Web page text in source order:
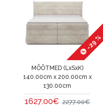
-29 %
MÕÕTMED (LxSxK)
140.00cm x 200.00cm x
130.00cm
1627.00€ 2277.00€